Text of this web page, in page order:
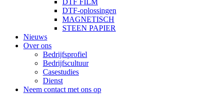
DTF FILM
DTF-oplossingen
MAGNETISCH
STEEN PAPIER
Nieuws
Over ons
Bedrijfsprofiel
Bedrijfscultuur
Casestudies
Dienst
Neem contact met ons op